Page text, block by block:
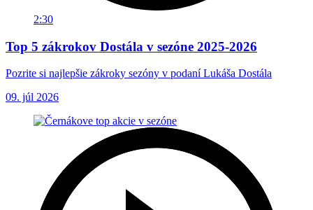
2:30
Top 5 zákrokov Dostála v sezóne 2025-2026
Pozrite si najlepšie zákroky sezóny v podaní Lukáša Dostála
09. júl 2026